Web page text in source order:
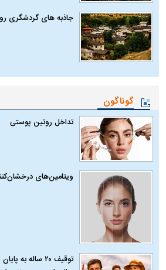
جاذبه های گردشگری
گوناگون
تداخل روتین پوستی
ویتامین‌های
توقیف ۲۰ ساله